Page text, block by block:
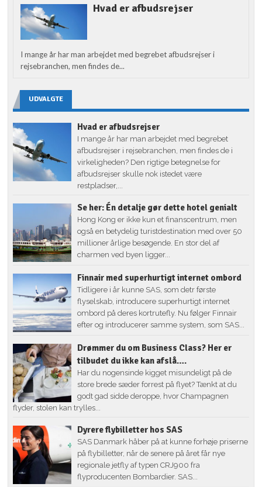
Hvad er afbudsrejser
I mange år har man arbejdet med begrebet afbudsrejser i
rejsebranchen, men findes de...
UDVALGTE
Hvad er afbudsrejser
I mange år har man arbejdet med begrebet
afbudsrejser i rejsebranchen, men findes de i
virkeligheden? Den rigtige betegnelse for
afbudsrejser skulle nok istedet være
restpladser,...
Se her: Én detalje gør dette hotel genialt
Hong Kong er ikke kun et finanscentrum, men
også en betydelig turistdestination med over 50
millioner årlige besøgende. En stor del af
charmen ved byen ligger...
Finnair med superhurtigt internet ombord
Tidligere i år kunne SAS, som detr første
flyselskab, introducere superhurtigt internet
ombord på deres kortrutefly. Nu følger Finnair
efter og introducerer samme system, som SAS...
Drømmer du om Business Class? Her er
tilbudet du ikke kan afslå….
Har du nogensinde kigget misundeligt på de
store brede sæder forrest på flyet? Tænkt at du
godt gad sidde deroppe, hvor Champagnen
flyder, stolen kan trylles...
Dyrere flybilletter hos SAS
SAS Danmark håber på at kunne forhøje priserne
på flybilletter, når de senere på året får nye
regionale jetfly af typen CRJ900 fra
flyproducenten Bombardier. SAS...